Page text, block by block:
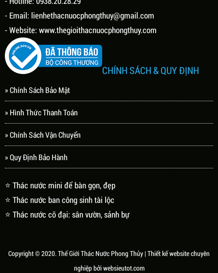
- Email: lienhethacnuocphongthuy@gmail.com
- Website: www.thegioithacnuocphongthuy.com
CHÍNH SÁCH & QUY ĐỊNH
» Chính Sách Bảo Mật
» Hình Thức Thanh Toán
» Chính Sách Vận Chuyển
» Quy Định Bảo Hành
⭐ Thác nước mini để bàn gọn, đẹp
⭐ Thác nước ban công sinh tài lộc
⭐ Thác nước cỡ đại: sân vườn, sảnh bự
Copyright © 2020.Thế Giới Thác Nước Phong Thủy | Thiết kế website chuyên
nghiệp bởiwebsieutot.com